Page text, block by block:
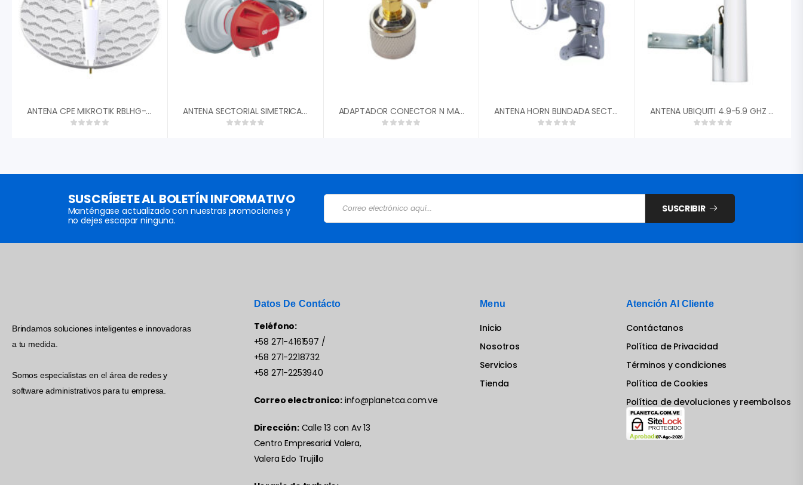
ANTENA CPE MIKROTIK RBLHG-5ND 24.5DBI 5GHZ PTP 316MW ROUTEROS L3 ANTENA SECTORIAL SIMETRICA RF ELEMENTS SHCC560 CARRIER CLASS DE 60░ 13.2 DBI 5180-6100 MHZ 2X N FEMALE CONECTORIZADA PARA AMBIENTES DE ALTO RUIDO ADAPTADOR CONECTOR N MALE A SMA LANPRO LP-4610 ANTENA HORN BLINDADA SECTORIAL SIMETRICA ALGCOM SH-5800-13-60-DP/ 4.9 Û 6.425 GHZ/ 13.6 DBI/ 60░/ DUAL POLARIDAD/ RPSMA HEMBRA ANTENA UBIQUITI 4.9-5.9 GHZ AIRMAX AM-5G16-120 PARA ROCKET DUAL POLARIDAD
SUSCRÍBETE AL BOLETÍN INFORMATIVO
Manténgase actualizado con nuestras promociones y
no dejes escapar ninguna.
SUSCRIBIR
Brindamos soluciones inteligentes e innovadoras
a tu medida.
Somos especialistas en el área de redes y
software administrativos para tu empresa.
Datos De Contácto
Teléfono:
+58 271-4161597 /
+58 271-2218732
+58 271-2253940
Correo electronico: info@planetca.com.ve
Dirección:Calle 13 con Av 13
Centro Empresarial Valera,
Valera Edo Trujillo
Menu
Inicio
Nosotros
Servicios
Tienda
Atención Al Cliente
Contáctanos
Política de Privacidad
Términos y condiciones
Política de Cookies
Política de devoluciones y reembolsos